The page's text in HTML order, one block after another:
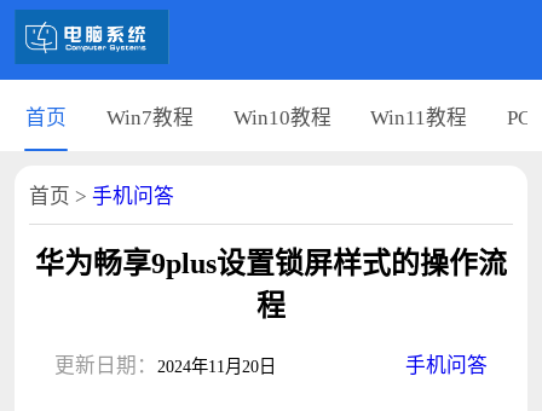
首页 Win7教程 Win10教程 Win11教程 PC
首页 > 手机问答
华为畅享9plus设置锁屏样式的操作流
程
更新日期： 2024年11月20日 手机问答